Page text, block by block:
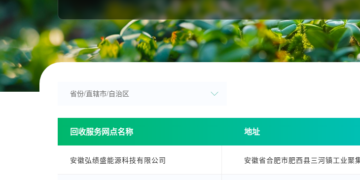
回收服务网点名称 地址
安徽弘绩盛能源科技有限公司 安徽省合肥市肥西县三河镇工业聚